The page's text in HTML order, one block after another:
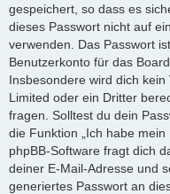
gespeichert, so dass es
dieses Passwort nicht auf
verwenden. Das Passwort
Benutzerkonto für das
Insbesondere wird dich
Limited oder ein Dritter
fragen. Solltest du dein
die Funktion „Ich habe
phpBB-Software fragt dich
deiner E-Mail-Adresse und
generiertes Passwort an